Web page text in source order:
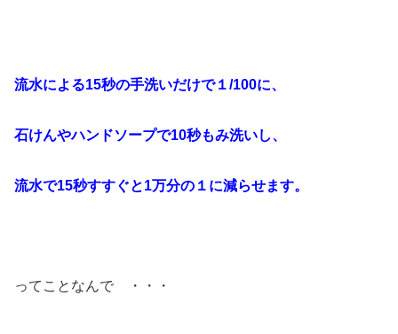
流水による15秒の手洗いだけで１/100に、
石けんやハンドソープで10秒もみ洗いし、
流水で15秒すすぐと1万分の１に減らせます。
ってことなんで ・・・